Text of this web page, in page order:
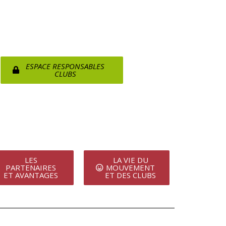
ESPACE RESPONSABLES
CLUBS
LES
PARTENAIRES
ET AVANTAGES
LA VIE DU
MOUVEMENT
ET DES CLUBS